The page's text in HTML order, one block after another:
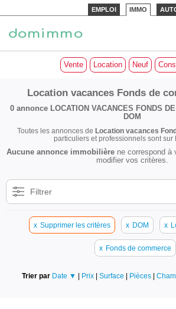
EMPLOI IMMO
Vente Location Neuf
Location vacances Fonds de
0 annonce LOCATION VACANCES FONDS
DOM
Toutes les annonces de Location vacances
particuliers et professionnels sont sur
Aucune annonce immobilière ne correspond à
modifier vos critères.
Filtrer
x Supprimer les critères x DOM x
x Fonds de commerce
Trier par Date ▼ | Prix | Surface | Pièces |